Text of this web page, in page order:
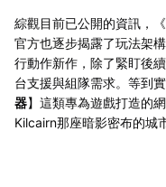
綜觀目前已公開的資訊，
官方也逐步揭露了玩法架
行動作新作，除了緊盯後
台支援與組隊需求。等到
器】這類專為遊戲打造的
Kilcairn那座暗影密布的城